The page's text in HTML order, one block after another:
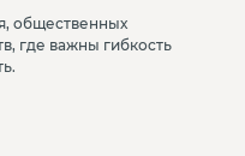
общественных
где важны гибкость